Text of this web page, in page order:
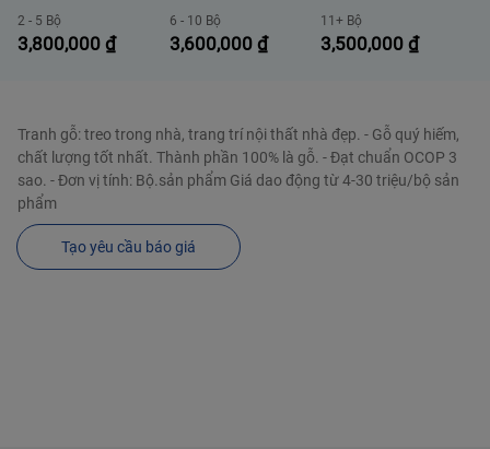
3,800,000 ₫
2 - 5 Bộ
3,600,000 ₫
6 - 10 Bộ
3,500,000₫
11+ Bộ
Tranh gỗ: treo trong nhà, trang trí nội thất nhà đẹp. - Gỗ quý hiếm,
chất lượng tốt nhất. Thành phần 100% là gỗ. - Đạt chuẩn OCOP 3
sao. - Đơn vị tính: Bộ.sản phẩm Giá dao động từ 4-30 triệu/bộ sản
phẩm
Tạo yêu cầu báo giá